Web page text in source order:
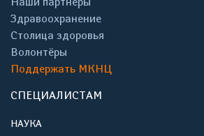
Здравоохранение
Столица здоровья
Волонтёры
Поддержать МКНЦ
СПЕЦИАЛИСТАМ
НАУКА